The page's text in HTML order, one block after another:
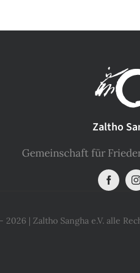
Zaltho
Gemeinschaft für
| Zaltho Sangha e.V. alle